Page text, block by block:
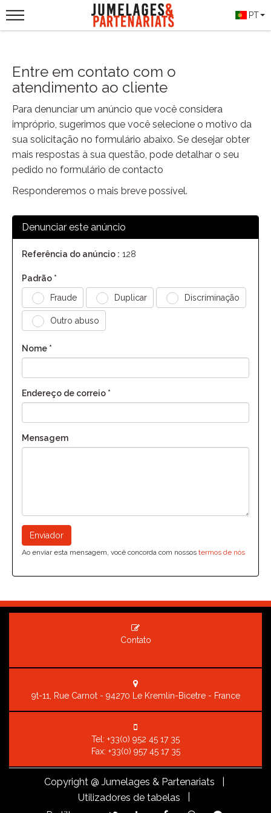
PT
Entre em contato com o
atendimento ao cliente
Para denunciar um anúncio que você considera
impróprio, sugerimos que você selecione o motivo da
sua solicitação no formulário abaixo. Se desejar obter
mais respostas à sua questão, pode detalhar o seu
pedido no formulário de contacto
Responderemos o mais breve possível.
Denunciar este anúncio
Referência do anúncio : 128
Padrão *
Fraude
Duplicar Discriminação
Outro abuso
Nome *
Endereço de correio *
Mensagem
Ao enviar esta mensagem, você concorda com nossos termos de nós
Contato
9t-11, Rue Carnot - 94270 Le Kremlin-Bicetre - France
Tel: +33(0) 952 45 17 35
Fax: +33(0) 957 45 17 35
Copyright@ Jumelages & Partenariats |
Utilizadores de tabelas